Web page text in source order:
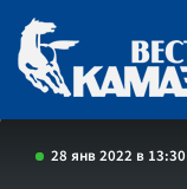
28 янв 2022 в 13:30